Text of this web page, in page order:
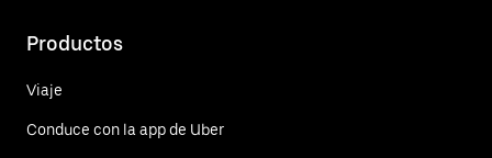
Productos
Viaje
Conduce con la app de Uber